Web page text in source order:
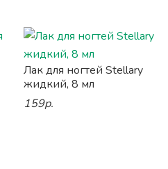
Лак для ногтей Stellary
жидкий, 8 мл
159р.